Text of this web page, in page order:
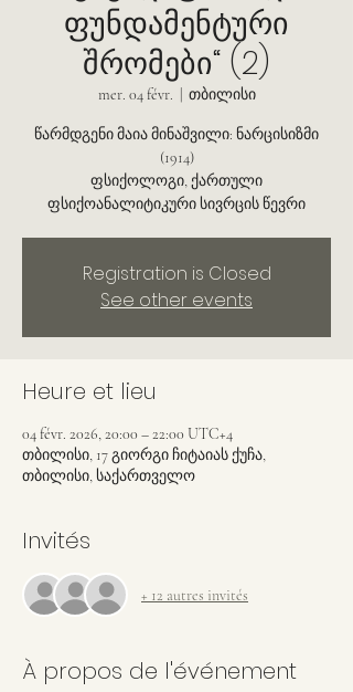
ფუნდამენტური
შრომები“ (2)
mer. 04 févr. თბილისი
წარმდგენი მაია მინაშვილი: ნარცისიზმი
(1914)
ფსიქოლოგი, ქართული
ფსიქოანალიტიკური სივრცის წევრი
Registration is Closed
See other events
Heure et lieu
04 févr. 2026, 20:00 – 22:00 UTC+4
თბილისი, 17 გიორგი ჩიტაიას ქუჩა,
თბილისი, საქართველო
Invités
+ 12 autres invités
À propos de l'événement